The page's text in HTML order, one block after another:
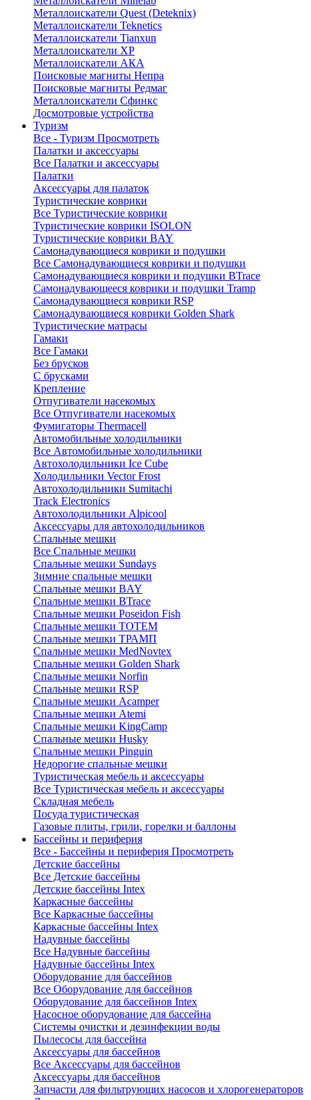
Металлоискатели Quest (Deteknix)
Металлоискатели Teknetics
Металлоискатели Tianxun
Металлоискатели XP
Металлоискатели АКА
Поисковые магниты Непра
Поисковые магниты Редмаг
Металлоискатели Сфинкс
Досмотровые устройства
Туризм
Все - Туризм Просмотреть
Палатки и аксессуары
Все Палатки и аксессуары
Палатки
Аксессуары для палаток
Туристические коврики
Все Туристические коврики
Туристические коврики ISOLON
Туристические коврики BAY
Самонадувающиеся коврики и подушки
Все Самонадувающиеся коврики и подушки
Самонадувающиеся коврики и подушки BTrace
Самонадувающееся коврики и подушки Tramp
Самонадувающиеся коврики RSP
Самонадувающиеся коврики Golden Shark
Туристические матрасы
Гамаки
Все Гамаки
Без брусков
С брусками
Крепление
Отпугиватели насекомых
Все Отпугиватели насекомых
Фумигаторы Thermacell
Автомобильные холодильники
Все Автомобильные холодильники
Автохолодильники Ice Cube
Холодильники Vector Frost
Автохолодильники Sumitachi
Track Electronics
Автохолодильники Alpicool
Аксессуары для автохолодильников
Спальные мешки
Все Спальные мешки
Спальные мешки Sundays
Зимние спальные мешки
Спальные мешки BAY
Спальные мешки BTrace
Спальные мешки Poseidon Fish
Спальные мешки ТОТЕМ
Спальные мешки ТРАМП
Cпальные мешки MedNovtex
Спальные мешки Golden Shark
Спальные мешки Norfin
Спальные мешки RSP
Спальные мешки Acamper
Спальные мешки Atemi
Спальные мешки KingCamp
Спальные мешки Husky
Спальные мешки Pinguin
Недорогие спальные мешки
Туристическая мебель и аксессуары
Все Туристическая мебель и аксессуары
Складная мебель
Посуда туристическая
Газовые плиты, грили, горелки и баллоны
Бассейны и периферия
Все - Бассейны и периферия Просмотреть
Детские бассейны
Все Детские бассейны
Детские бассейны Intex
Каркасные бассейны
Все Каркасные бассейны
Каркасные бассейны Intex
Надувные бассейны
Все Надувные бассейны
Надувные бассейны Intex
Оборудование для бассейнов
Все Оборудование для бассейнов
Оборудование для бассейнов Intex
Насосное оборудование для бассейна
Системы очистки и дезинфекции воды
Пылесосы для бассейна
Аксессуары для бассейнов
Все Аксессуары для бассейнов
Аксессуары для бассейнов
Запчасти для фильтрующих насосов и хлорогенераторов